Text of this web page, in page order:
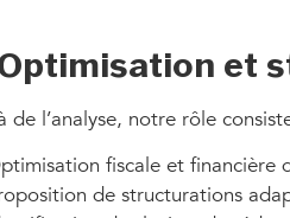
et
de l’analyse, notre rôle
fiscale et financière
de structurations